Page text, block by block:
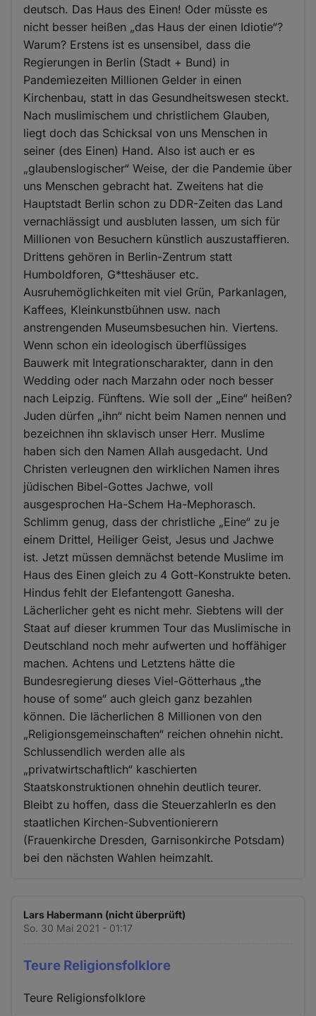
deutsch. Das Haus des Einen! Oder müsste es
nicht besser heißen „das Haus der einen Idiotie“?
Warum? Erstens ist es unsensibel, dass die
Regierungen in Berlin (Stadt + Bund) in
Pandemiezeiten Millionen Gelder in einen
Kirchenbau, statt in das Gesundheitswesen steckt.
Nach muslimischem und christlichem Glauben,
liegt doch das Schicksal von uns Menschen in
seiner (des Einen) Hand. Also ist auch er es
„glaubenslogischer“ Weise, der die Pandemie über
uns Menschen gebracht hat. Zweitens hat die
Hauptstadt Berlin schon zu DDR-Zeiten das Land
vernachlässigt und ausbluten lassen, um sich für
Millionen von Besuchern künstlich auszustaffieren.
Drittens gehören in Berlin-Zentrum statt
Humboldforen, G*tteshäuser etc.
Ausruhemöglichkeiten mit viel Grün, Parkanlagen,
Kaffees, Kleinkunstbühnen usw. nach
anstrengenden Museumsbesuchen hin. Viertens.
Wenn schon ein ideologisch überflüssiges
Bauwerk mit Integrationscharakter, dann in den
Wedding oder nach Marzahn oder noch besser
nach Leipzig. Fünftens. Wie soll der „Eine“ heißen?
Juden dürfen „ihn“ nicht beim Namen nennen und
bezeichnen ihn sklavisch unser Herr. Muslime
haben sich den Namen Allah ausgedacht. Und
Christen verleugnen den wirklichen Namen ihres
jüdischen Bibel-Gottes Jachwe, voll
ausgesprochen Ha-Schem Ha-Mephorasch.
Schlimm genug, dass der christliche „Eine“ zu je
einem Drittel, Heiliger Geist, Jesus und Jachwe
ist. Jetzt müssen demnächst betende Muslime im
Haus des Einen gleich zu 4 Gott-Konstrukte beten.
Hindus fehlt der Elefantengott Ganesha.
Lächerlicher geht es nicht mehr. Siebtens will der
Staat auf dieser krummen Tour das Muslimische in
Deutschland noch mehr aufwerten und hoffähiger
machen. Achtens und Letztens hätte die
Bundesregierung dieses Viel-Götterhaus „the
house of some“ auch gleich ganz bezahlen
können. Die lächerlichen 8 Millionen von den
„Religionsgemeinschaften“ reichen ohnehin nicht.
Schlussendlich werden alle als
„privatwirtschaftlich“ kaschierten
Staatskonstruktionen ohnehin deutlich teurer.
Bleibt zu hoffen, dass die SteuerzahlerIn es den
staatlichen Kirchen-Subventionierern
(Frauenkirche Dresden, Garnisonkirche Potsdam)
bei den nächsten Wahlen heimzahlt.
Lars Habermann (nicht überprüft)
So. 30 Mai 2021 - 01:17
Teure Religionsfolklore
Teure Religionsfolklore